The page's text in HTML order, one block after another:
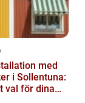
med
i Sollentuna:
val för dina